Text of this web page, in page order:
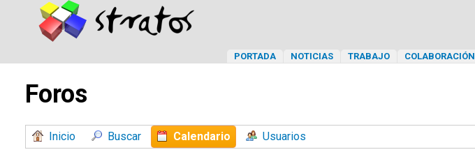
PORTADA NOTICIAS TRABAJO COLABORACIÓN
Foros
Inicio Buscar Calendario Usuarios